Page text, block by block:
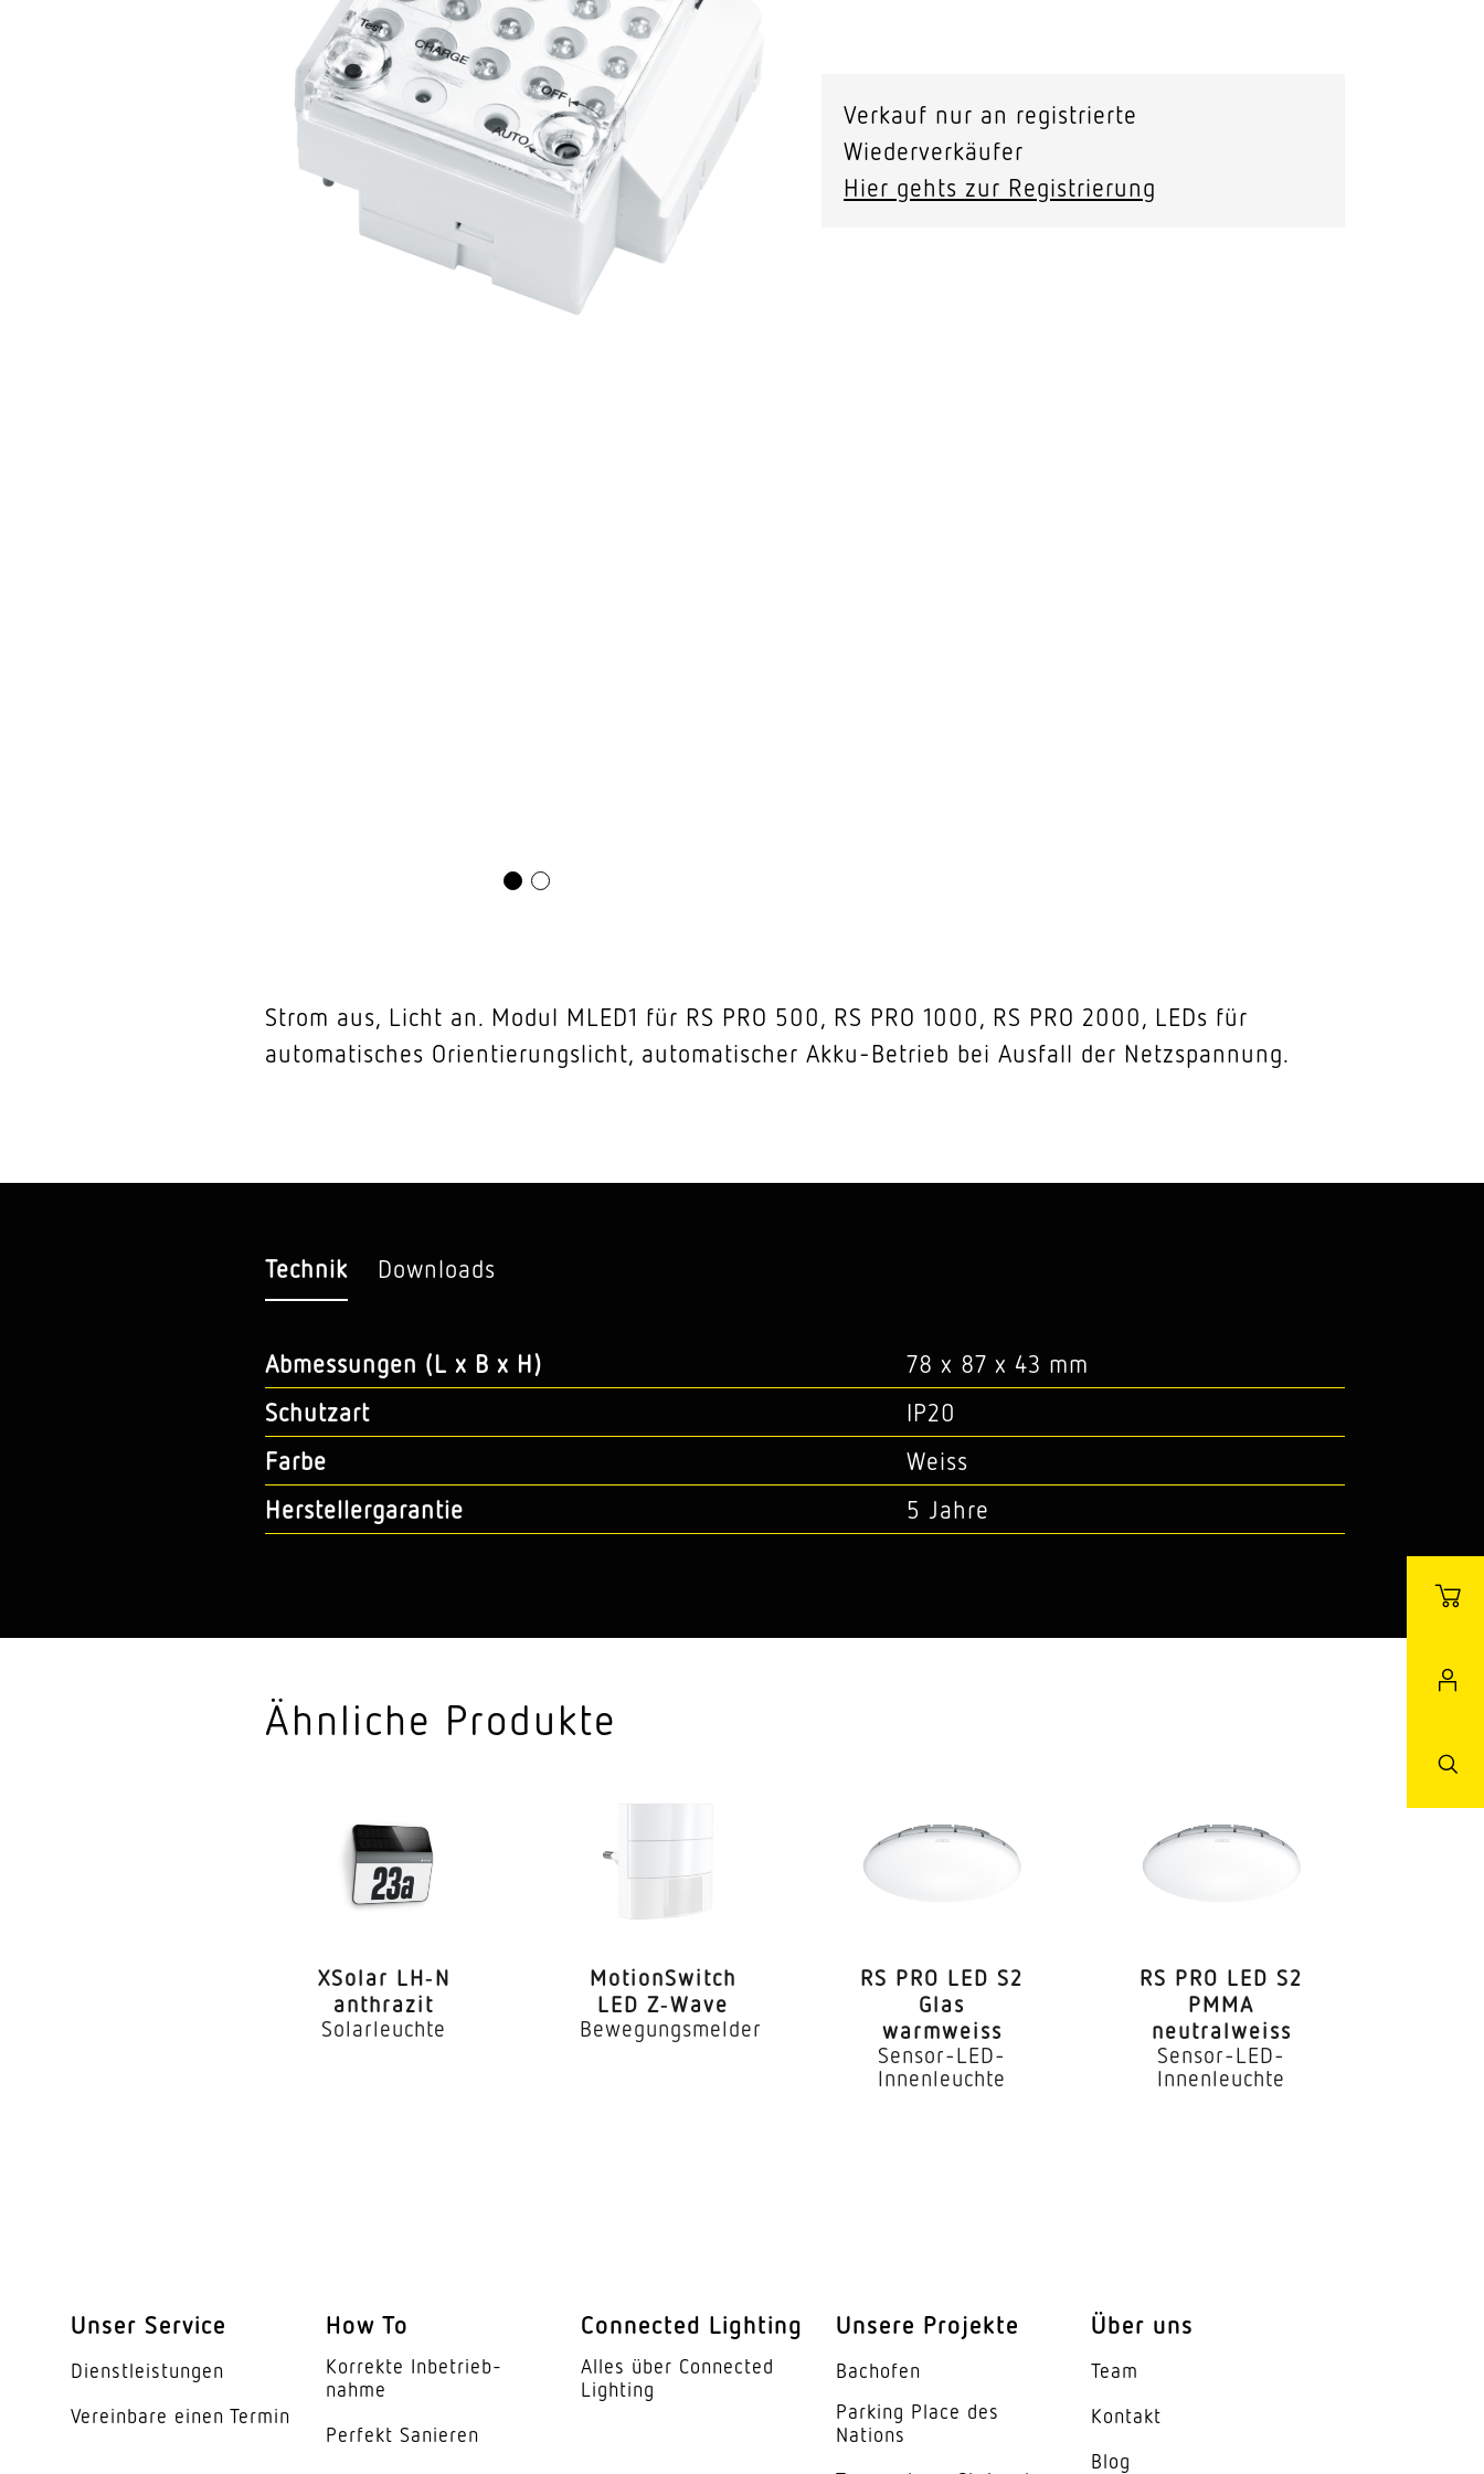
Wand­leuchten
System­kom­po­nenten
Modul
Orientierungslicht
Menge
Verkauf nur an registrierte
Wiederverkäufer
Hier gehts zur Registrierung
Strom aus, Licht an. Modul MLED1 für RS PRO 500, RS PRO 1000, RS PRO 2000, LEDs für
automatisches Orientierungslicht, automatischer Akku-Betrieb bei Ausfall der Netzspannung.
Technik Downloads
Abmessungen (L x B x H)
78 x 87 x 43 mm
Schutzart
IP20
Farbe
Weiss
Herstellergarantie
5 Jahre
Ähnliche Produkte
XSolar LH‑N
anthrazit
Solarleuchte
Moti­onS­witch
LED Z‑Wave
Bewegungsmelder
RS PRO LED S2
Glas
warmweiss
Sensor-LED-
Innenleuchte
RS PRO LED S2
PMMA
neutralweiss
Sensor-LED-
Innenleuchte
Unser Service
Dienst­leis­tungen
Vereinbare einen Termin
How To
Korrekte Inbe­trieb­
nahme
Perfekt Sanieren
Connected Lighting
Alles über Connected
Lighting
Unsere Projekte
Bachofen
Parking Place des
Nations
Über uns
Team
Kontakt
Blog